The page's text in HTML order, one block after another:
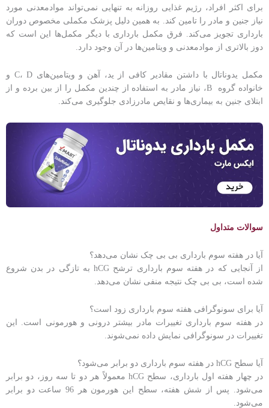
برای اکثر افراد، رژیم غذایی روزانه به تنهایی نمی‌تواند مواد‌معدنی مورد
نیاز جنین و مادر را تامین کند. به همین دلیل پزشک مکملی مخصوص دوران
بارداری تجویز می‌کند. فرق مکمل بارداری با دیگر مکمل‌ها این است که
دوز بالاتری از موادمعدنی و ویتامین‌ها در آن وجود دارد.
مکمل یدوناتال با داشتن مقادیر کافی از ید، آهن و ویتامین‌های C، D و
خانواده گروه B، نیاز مادر به استفاده از چندین مکمل را از بین برده و از
ابتلای جنین به بیماری‌ها و نقایص مادرزادی جلوگیری می‌کند.
سوالات متداول
آیا در هفته سوم بارداری بی بی چک نشان می‌دهد؟
از آنجایی که در هفته سوم بارداری ترشح hCG به تازگی در بدن شروع
شده است، بی بی چک نتیجه منفی نشان می‌دهد.
آیا برای سونوگرافی هفته سوم بارداری زود است؟
در هفته سوم بارداری تغییرات مادر بیشتر درونی و هورمونی است. این
تغییرات در سونوگرافی نمایش داده نمی‌شوند.
آیا سطح hCG در هفته سوم بارداری دو برابر می‌شود؟
در چهار هفته اول بارداری، سطح hCG معمولاً هر دو تا سه روز، دو برابر
می‌شود. پس از شش هفته، سطح این هورمون هر 96 ساعت دو برابر
می‌شود.